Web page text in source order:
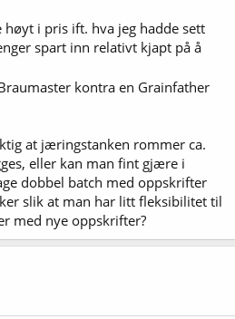
siler, spiralkjøler og annet
når øvre kurv ble tatt ut!
høyt i pris ift. hva jeg hadde sett
spart inn relativt kjapt på å
kontra en Grainfather
at jæringstanken rommer ca.
eller kan man fint gjære i
dobbel batch med oppskrifter
slik at man har litt fleksibilitet til
med nye oppskrifter?